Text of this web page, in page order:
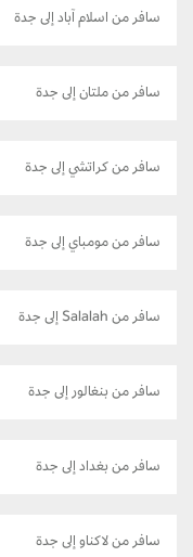
سافر من اسلام آباد إلى جدة
سافر من ملتان إلى جدة
سافر من كراتشي إلى جدة
سافر من مومباي إلى جدة
سافر من Salalah إلى جدة
سافر من بنغالور إلى جدة
سافر من بغداد إلى جدة
سافر من لاكناو إلى جدة